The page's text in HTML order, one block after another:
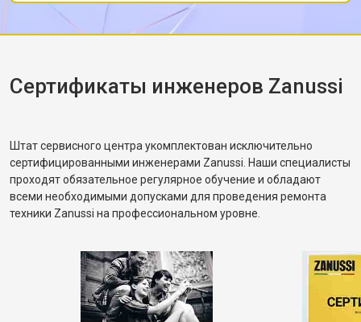
убедился, что вращение барабана
корректное. Рассказал, как правильно
разбалансировка.
Сертификаты инженеров Zanussi
Штат сервисного центра укомплектован исключительно
сертифицированными инженерами Zanussi. Наши специалисты
проходят обязательное регулярное обучение и обладают
всеми необходимыми допусками для проведения ремонта
техники Zanussi на профессиональном уровне.